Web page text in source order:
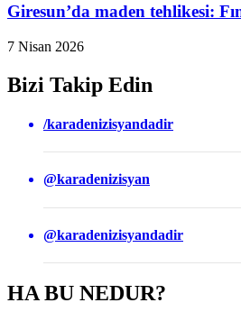
Giresun’da maden tehlikesi:
7 Nisan 2026
Bizi Takip Edin
/karadenizisyandadir
@karadenizisyan
@karadenizisyandadir
HA BU NEDUR?